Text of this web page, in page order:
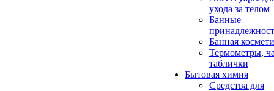
ухода за телом
Банные
Банная
Термометры,
таблички
Бытовая химия
Средства для